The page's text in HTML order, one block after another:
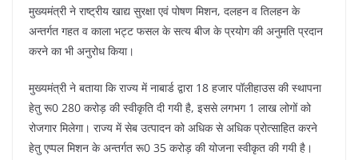
मुख्यमंत्री ने राष्ट्रीय खाद्य सुरक्षा एवं पोषण मिशन, दलहन व तिलहन के
अन्तर्गत गहत व काला भट्ट फसल के सत्य बीज के प्रयोग की अनुमति प्रदान
करने का भी अनुरोध किया।
मुख्यमंत्री ने बताया कि राज्य में नाबार्ड द्वारा 18 हजार पॉलीहाउस की स्थापना
हेतु रू0 280 करोड़ की स्वीकृति दी गयी है, इससे लगभग 1 लाख लोगों को
रोजगार मिलेगा। राज्य में सेब उत्पादन को अधिक से अधिक प्रोत्साहित करने
हेतु एप्पल मिशन के अन्तर्गत रू0 35 करोड़ की योजना स्वीकृत की गयी है।